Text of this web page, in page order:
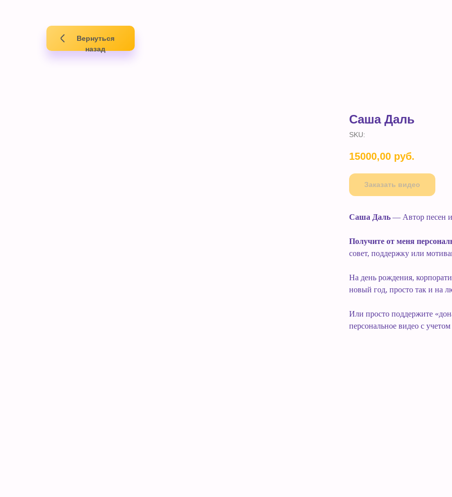
Вернуться
назад
Саша Даль
SKU:
15000,00 руб.
Заказать видео
Саша Даль — Автор песен
Получите от меня
совет, поддержку или
На день рождения,
новый год, просто так и на
Или просто поддержите
персональное видео с